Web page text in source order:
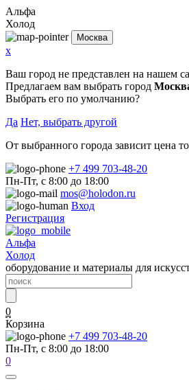
Альфа
Холод
Москва
x
Ваш город не представлен на нашем
Предлагаем вам выбрать город
Выбрать его по умолчанию?
Да Нет, выбрать другой
От выбранного города зависит цена
+7 499 703-48-20
Пн-Пт, с 8:00 до 18:00
mos@holodon.ru
Вход
Регистрация
Альфа
Холод
оборудование и материалы для
0
Корзина
+7 499 703-48-20
Пн-Пт, с 8:00 до 18:00
0